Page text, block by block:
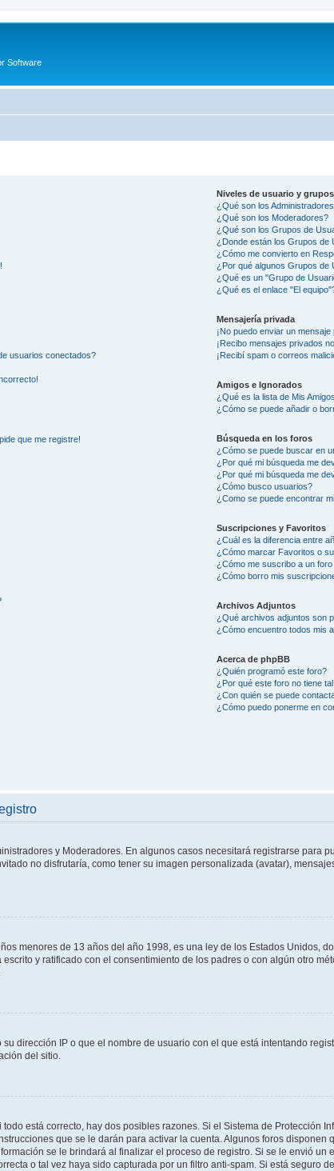
Software
usuarios conectados?
que me registre!
Niveles de usuario y grupos
¿Qué son los
¿Qué son los Moderadores?
¿Qué son los Grupos de
¿Donde están los Grupos de
¿Cómo me convierto en
¿Por qué algunos Grupos de
¿Qué es un "Grupo de
¿Qué es el enlace "El
Mensajería privada
¡No puedo enviar un mensaje
¡Recibo mensajes privados
¡Recibí spam o correos
Amigos e Ignorados
¿Qué es la lista de Mis
¿Cómo se puede añadir o
Búsqueda en los foros
¿Cómo se puede buscar en
¿Por qué mi búsqueda me
¿Por qué mi búsqueda me
¿Cómo busco usuarios?
¿Como se puede encontrar
Suscripciones y Favoritos
¿Cuál es la diferencia entre
¿Cómo marcar Favoritos o
¿Cómo me suscribo a un
¿Cómo borro mis
Archivos Adjuntos
¿Qué archivos adjuntos son
¿Cómo encuentro todos mis
Acerca de phpBB
¿Quién programó este foro?
¿Por qué este foro no tiene
¿Con quién se puede
¿Cómo puedo ponerme en
y Moderadores. En algunos casos necesitará registrarse para
no disfrutaría, como tener su imagen personalizada (avatar),
menores de 13 años del año 1998, es una ley de los Estados Unidos,
y ratificado con el consentimiento de los padres o con algún otro
dirección IP o que el nombre de usuario con el que está intentando
del sitio.
está correcto, hay dos posibles razones. Si el Sistema de Protección
que se le darán para activar la cuenta. Algunos foros
se le brindará al finalizar el proceso de registro. Si se le envió
o tal vez haya sido capturada por un filtro anti-spam. Si está seguro